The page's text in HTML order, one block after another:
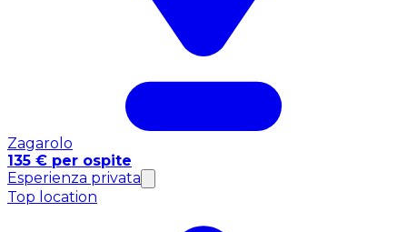
Zagarolo
135 € per ospite
Esperienza privata
Top location